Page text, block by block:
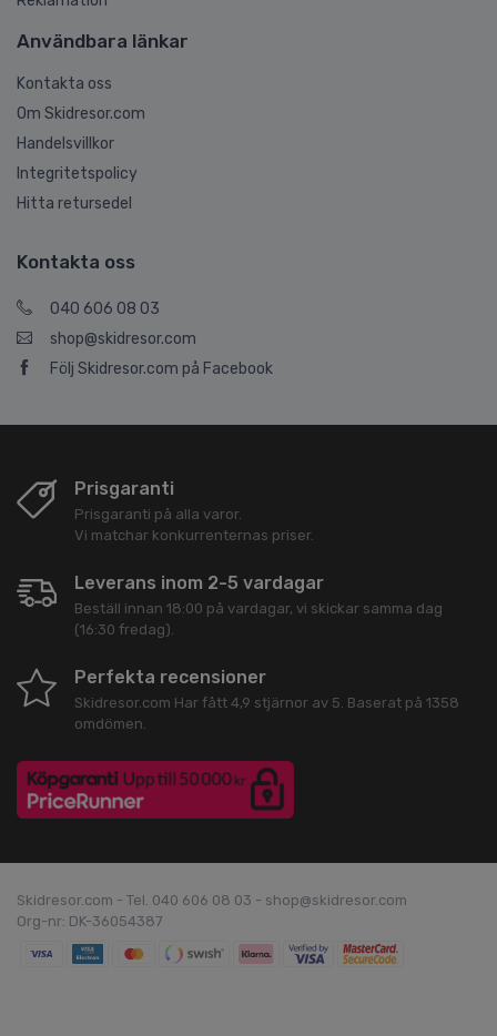
Användbara länkar
Kontakta oss
Om Skidresor.com
Handelsvillkor
Integritetspolicy
Hitta retursedel
Kontakta oss
040 606 08 03
shop@skidresor.com
Följ Skidresor.com på Facebook
Prisgaranti
Prisgaranti på alla varor.
Vi matchar konkurrenternas priser.
Leverans inom 2-5 vardagar
Beställ innan 18:00 på vardagar, vi skickar samma dag
(16:30 fredag).
Perfekta recensioner
Skidresor.com Har fått 4,9 stjärnor av 5 . Baserat på 1358
omdömen.
Skidresor.com - Tel. 040 606 08 03 - shop@skidresor.com
Org-nr: DK-36054387